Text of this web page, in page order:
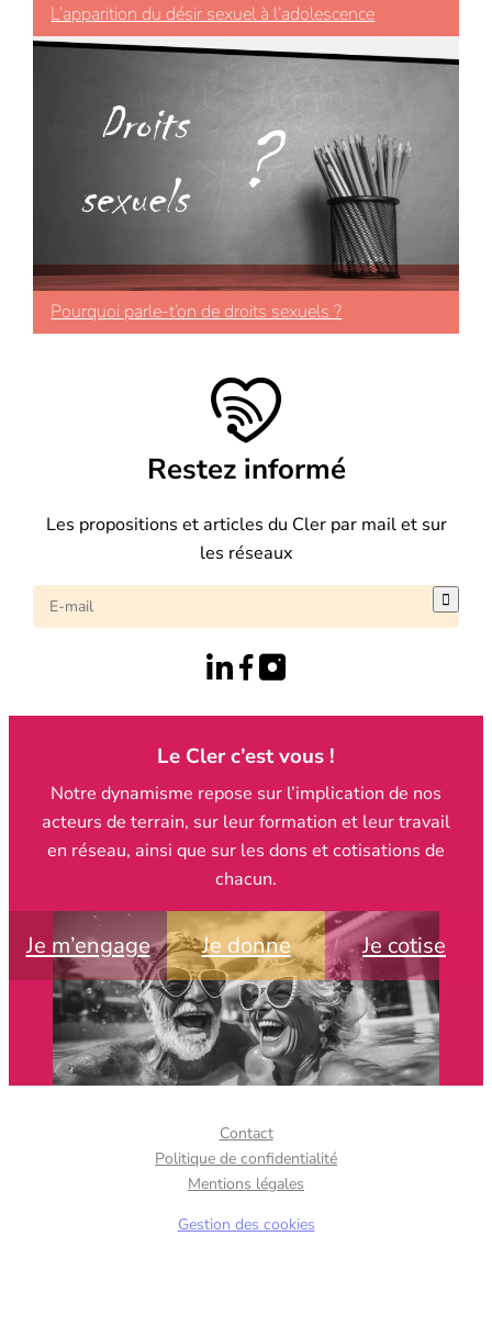
L’apparition du désir sexuel à l’adolescence
Pourquoi parle-t’on de droits sexuels ?
Restez informé
Les propositions et articles du Cler par mail et sur
les réseaux

Le Cler c’est vous !
Notre dynamisme repose sur l’implication de nos
acteurs de terrain, sur leur formation et leur travail
en réseau, ainsi que sur les dons et cotisations de
chacun.
Je m’engage Je donne Je cotise
Contact
Politique de confidentialité
Mentions légales
Gestion des cookies